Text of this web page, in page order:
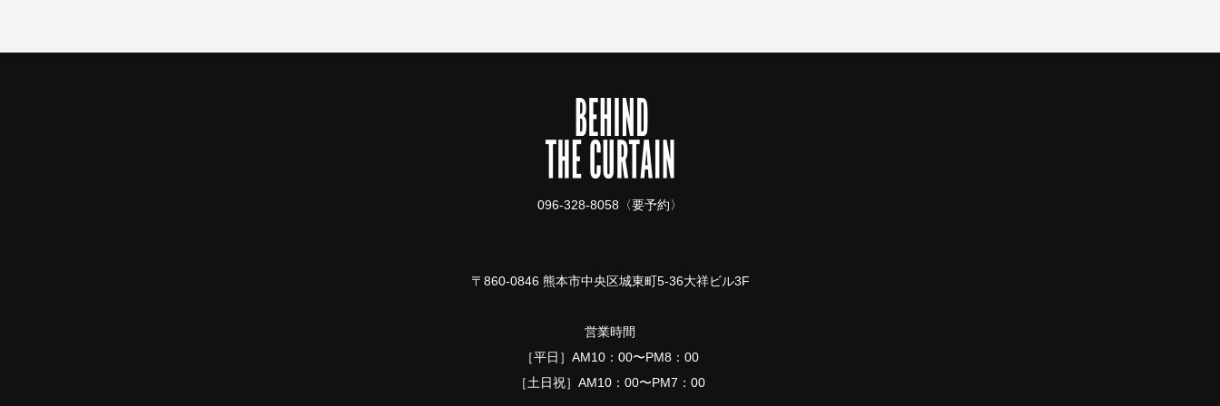
096-328-8058〈要予約〉
〒860-0846 熊本市中央区城東町5-36大祥ビル3F
営業時間
［平日］AM10：00〜PM8：00
［土日祝］AM10：00〜PM7：00